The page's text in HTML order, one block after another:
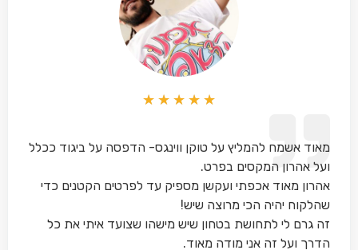
★
★
★
★
★
מאוד אשמח להמליץ על טוקן ווינגס- הדפסה על ביגוד ככלל
ועל אהרון המקסים בפרט.
אהרון מאוד אכפתי ועקשן מספיק עד לפרטים הקטנים כדי
שהלקוח יהיה הכי מרוצה שיש!
זה גרם לי לתחושת בטחון שיש מישהו שצועד איתי את כל
הדרך ועל זה אני מודה מאוד.